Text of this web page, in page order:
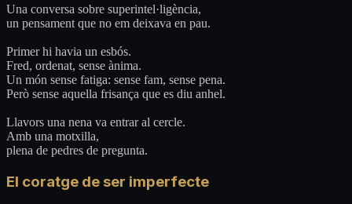
Una conversa sobre superintel·ligència,
un pensament que no em deixava en pau.
Primer hi havia un esbós.
Fred, ordenat, sense ànima.
Un món sense fatiga: sense fam, sense pena.
Però sense aquella frisança que es diu anhel.
Llavors una nena va entrar al cercle.
Amb una motxilla,
plena de pedres de pregunta.
El coratge de ser imperfecte